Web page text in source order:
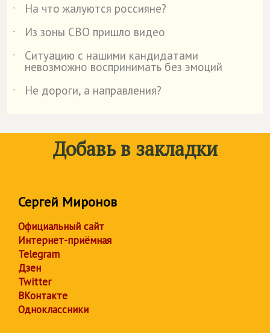
˙
На что жалуются россияне?
˙
Из зоны СВО пришло видео
˙
Ситуацию с нашими кандидатами
невозможно воспринимать без эмоций
˙
Не дороги, а направления?
Добавь в закладки
Сергей Миронов
Официальный сайт
Интернет-приёмная
Telegram
Дзен
Twitter
ВКонтакте
Одноклассники